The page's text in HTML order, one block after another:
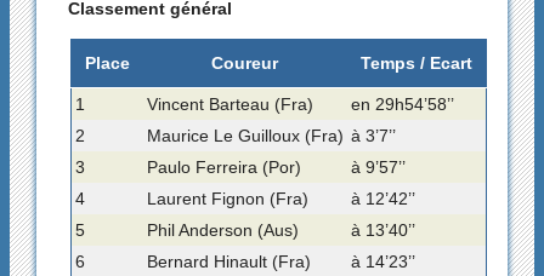
Classement général
Place Coureur Temps / Ecart
1 Vincent Barteau (Fra)
en 29h54’58’’
2
Maurice Le Guilloux (Fra) à 3’7’’
3
Paulo Ferreira (Por)
à 9’57’’
4
Laurent Fignon (Fra)
à 12’42’’
5
Phil Anderson (Aus)
à 13’40’’
6
Bernard Hinault (Fra) à 14’23’’